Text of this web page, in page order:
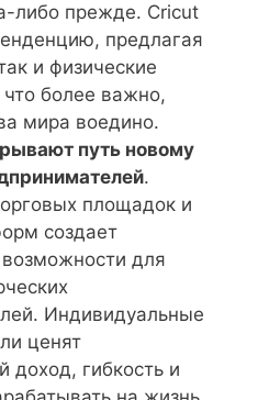
либо прежде. Cricut
предлагая
и физические
более важно,
мира воедино.
путь новому
.
площадок и
создает
для
Индивидуальные
ценят
доход, гибкость и